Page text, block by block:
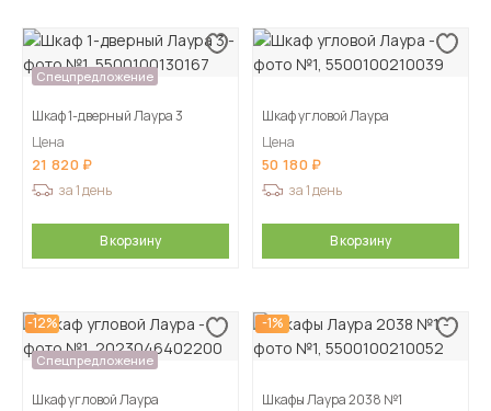
Спецпредложение
Шкаф 1-дверный Лаура 3
Цена
21 820
за 1 день
В корзину
Шкаф угловой Лаура
Цена
50 180
за 1 день
В корзину
-12%
Спецпредложение
Шкаф угловой Лаура
-1%
Шкафы Лаура 2038 №1